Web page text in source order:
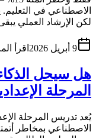
لكن الإرشاد العملي يبقى
9 أبريل 2026 اقرأ
هل سيحل
المرحلة
يُعد تدريس المرحلة